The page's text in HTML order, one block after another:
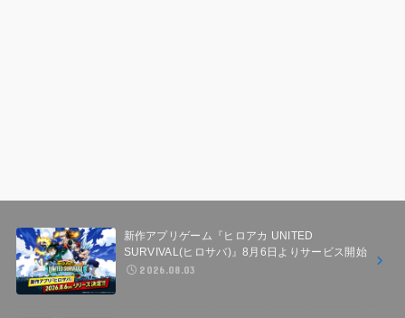
新作アプリゲーム『ヒロアカ UNITED
SURVIVAL(ヒロサバ)』8月6日よりサービス開始
2026.08.03